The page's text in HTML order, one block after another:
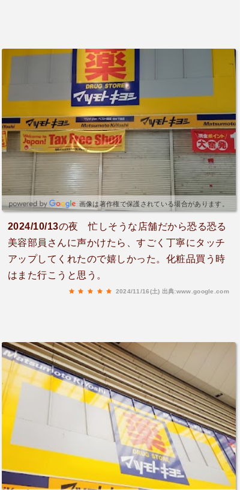
画像は著作権で保護されている場合があります。
2024/10/13の夜 忙しそうな店舗だから恐る恐る
美容部員さんに声かけたら、すごく丁寧にタッチ
アップしてくれたので嬉しかった。化粧品買う時
はまた行こうと思う。
2024/11/16(土) 出典:www.google.com